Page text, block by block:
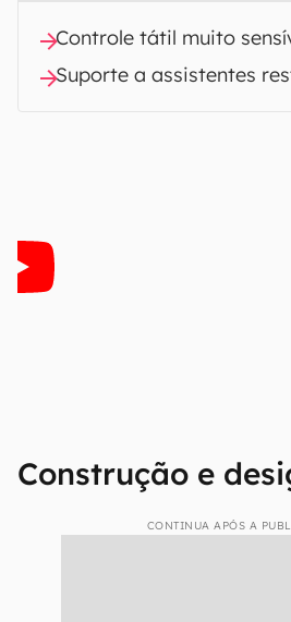
Controle tátil muito
Suporte a assistentes
Construção e
CONTINUA APÓS A